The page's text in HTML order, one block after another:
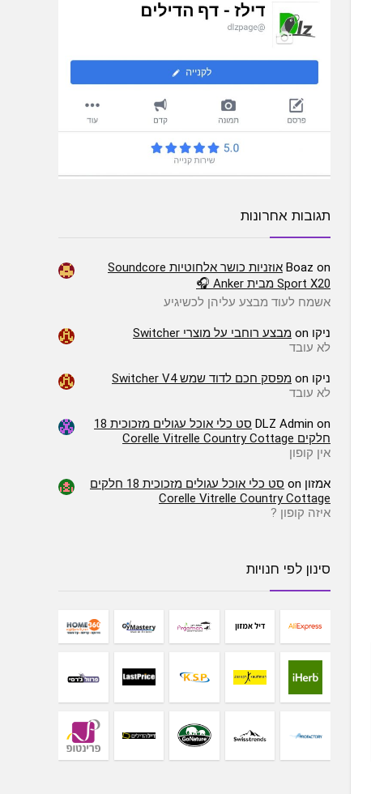
תגובות אחרונות
Boaz on
אוזניות כושר אלחוטיות Soundcore
Sport X20 מבית Anker 🎧
אשמח לעוד מבצע עליהן לכשיגיע
ניקו on מבצע רוחבי על מוצרי Switcher
לא עובד
ניקו on מפסק חכם לדוד שמש Switcher V4
לא עובד
DLZ Admin on
סט כלי אוכל עגולים מזכוכית 18
חלקים Corelle Vitrelle Country Cottage
אין קופון
אמזון on
סט כלי אוכל עגולים מזכוכית 18 חלקים
Corelle Vitrelle Country Cottage
איזה קופון ?
סינון לפי חנויות